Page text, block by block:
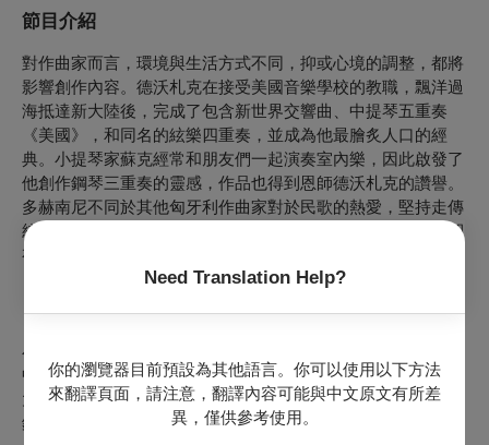
Need Translation Help?
你的瀏覽器目前預設為其他語言。你可以使用以下方法
來翻譯頁面，請注意，翻譯內容可能與中文原文有所差
異，僅供參考使用。
節目介紹
對作曲家而言，環境與生活方式不同，抑或心境的調整，都將
影響創作內容。德沃札克在接受美國音樂學校的教職，飄洋過
海抵達新大陸後，完成了包含新世界交響曲、中提琴五重奏
《美國》，和同名的絃樂四重奏，並成為他最膾炙人口的經
典。小提琴家蘇克經常和朋友們一起演奏室內樂，因此啟發了
他創作鋼琴三重奏的靈感，作品也得到恩師德沃札克的讚譽。
多赫南尼不同於其他匈牙利作曲家對於民歌的熱愛，堅持走傳
統的學術道路，第二號鋼琴五重奏名氣雖不如蘇克的作品，卻
有著作曲家最精緻細膩的創作表現。
小提琴/陳怡茹、陳玟佐
中提琴/李思琪
大提琴/蘇品維
鋼琴/翁重華